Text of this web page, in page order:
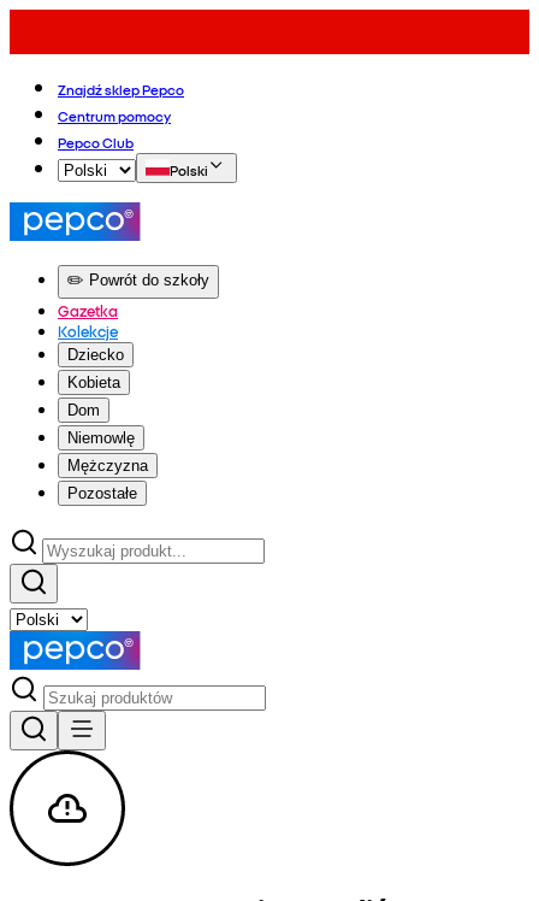
Znajdź sklep Pepco
Centrum pomocy
Pepco Club
Polski
✏️ Powrót do szkoły
Gazetka
Kolekcje
Dziecko
Kobieta
Dom
Niemowlę
Mężczyzna
Pozostałe